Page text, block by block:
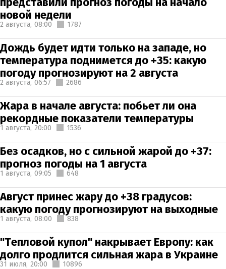
новой недели
2 августа, 08:00 1787
Дождь будет идти только на западе, но
температура поднимется до +35: какую
погоду прогнозируют на 2 августа
2 августа, 06:57 2686
Жара в начале августа: побьет ли она
рекордные показатели температуры
1 августа, 20:00 1536
Без осадков, но с сильной жарой до +37:
прогноз погоды на 1 августа
1 августа, 09:05 648
Август принес жару до +38 градусов:
какую погоду прогнозируют на выходные
1 августа, 08:00 838
"Тепловой купол" накрывает Европу: как
долго продлится сильная жара в Украине
31 июля, 20:00 10896